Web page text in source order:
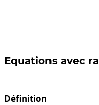
Equations avec
Définition